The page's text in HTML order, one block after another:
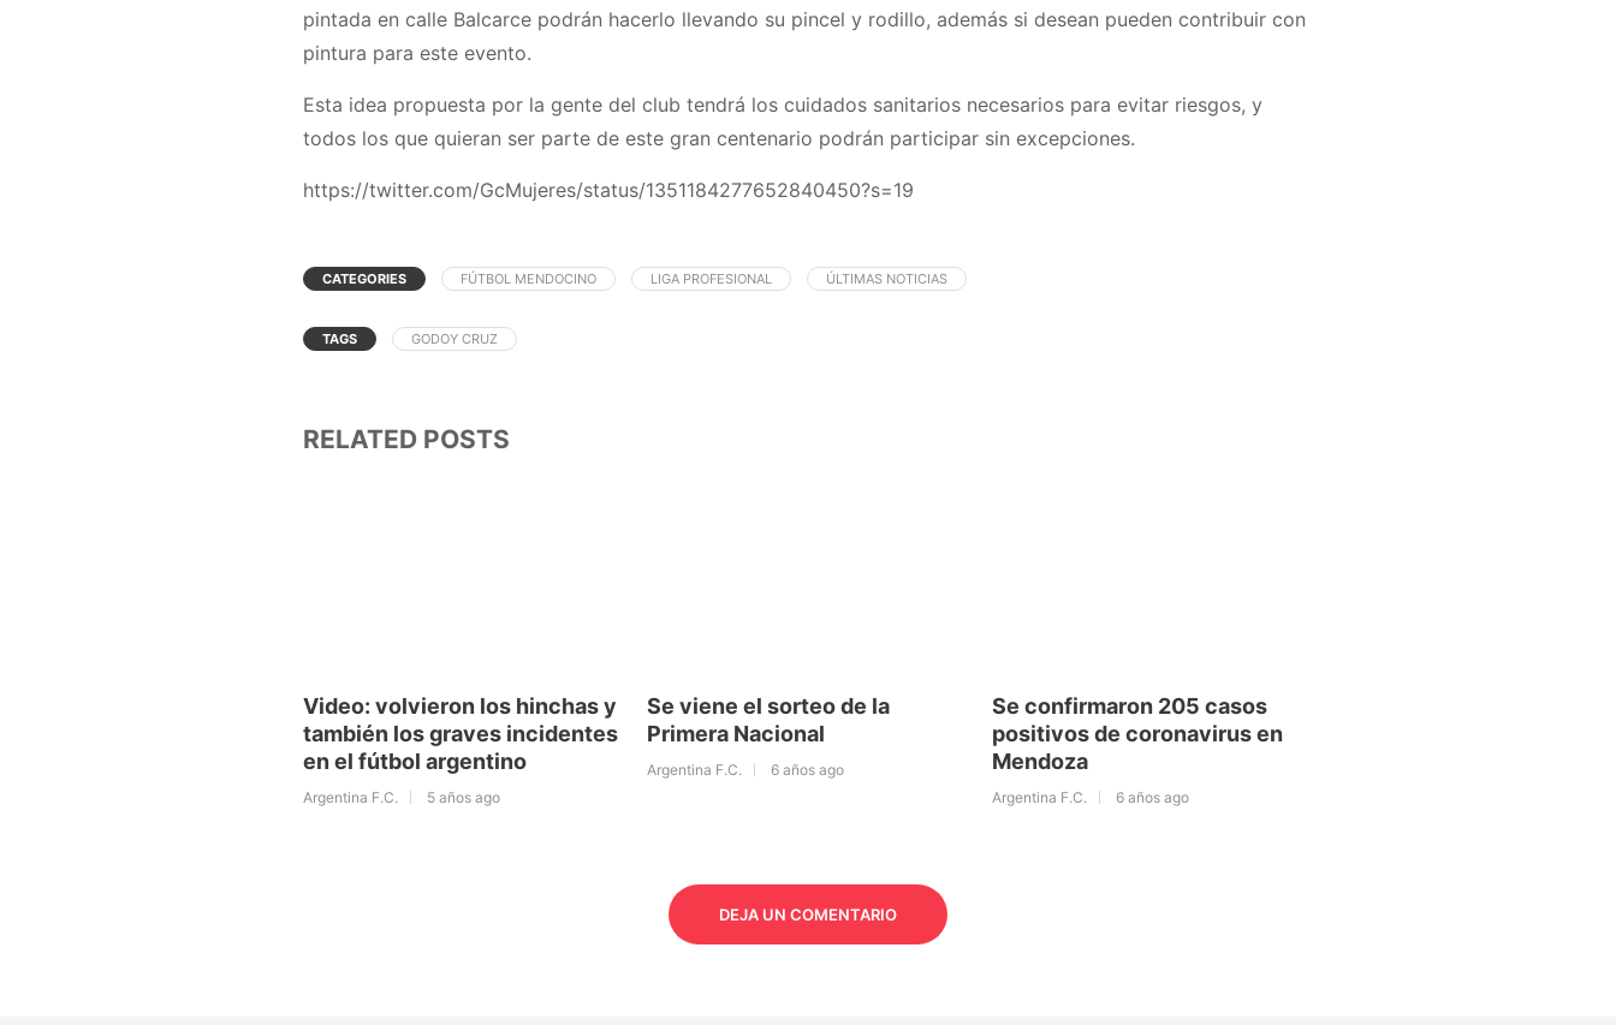
pintada en calle Balcarce podrán hacerlo llevando su pincel y rodillo, además si desean pueden contribuir con
pintura para este evento.
Esta idea propuesta por la gente del club tendrá los cuidados sanitarios necesarios para evitar riesgos, y
todos los que quieran ser parte de este gran centenario podrán participar sin excepciones.
https://twitter.com/GcMujeres/status/1351184277652840450?s=19
CATEGORIES FÚTBOL MENDOCINO LIGA PROFESIONAL ÚLTIMAS NOTICIAS
TAGS GODOY CRUZ
RELATED POSTS
Video: volvieron los hinchas y
también los graves incidentes
en el fútbol argentino
Argentina F.C. 5 años ago
Se viene el sorteo de la
Primera Nacional
Argentina F.C. 6 años ago
Se confirmaron 205 casos
positivos de coronavirus en
Mendoza
Argentina F.C. 6 años ago
DEJA UN COMENTARIO